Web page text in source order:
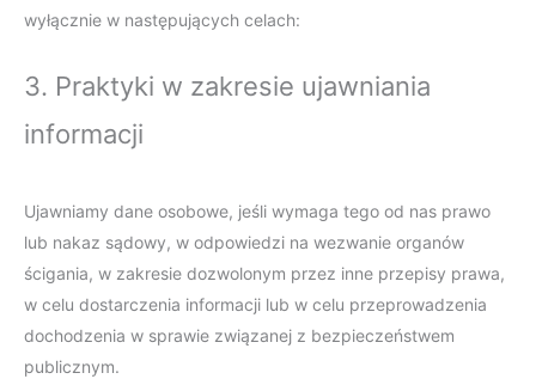
wyłącznie w następujących celach:
3. Praktyki w zakresie ujawniania
informacji
Ujawniamy dane osobowe, jeśli wymaga tego od nas prawo
lub nakaz sądowy, w odpowiedzi na wezwanie organów
ścigania, w zakresie dozwolonym przez inne przepisy prawa,
w celu dostarczenia informacji lub w celu przeprowadzenia
dochodzenia w sprawie związanej z bezpieczeństwem
publicznym.